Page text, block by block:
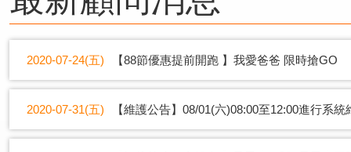
2020-07-24(五) 【88節優惠提前開跑 】我愛爸爸 限時搶GO
2020-07-31(五) 【維護公告】08/01(六)08:00至12:00進行系統